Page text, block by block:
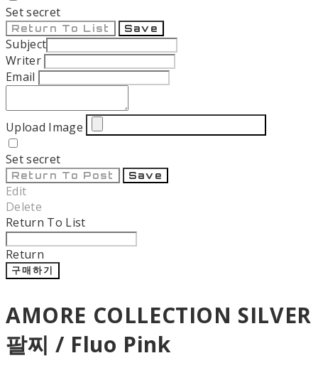
Set secret
Return To List Save
Subject
Writer
Email
Upload Image
Set secret
Return To Post Save
Edit
Delete
Return To List
Return
구매하기
AMORE COLLECTION SILVER
팔찌 / Fluo Pink